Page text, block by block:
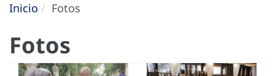
Inicio Fotos
Fotos